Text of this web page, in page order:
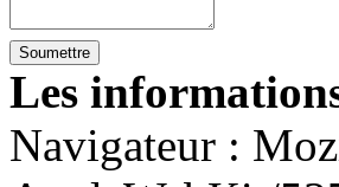
Les
Navigateur :